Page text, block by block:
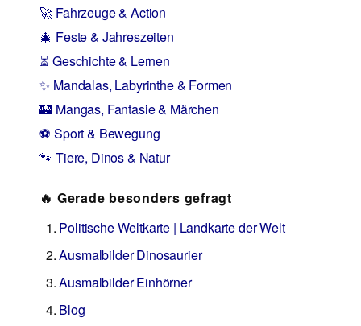
🚀 Fahrzeuge & Action
🎄 Feste & Jahreszeiten
⏳ Geschichte & Lernen
✨ Mandalas, Labyrinthe & Formen
🏰 Mangas, Fantasie & Märchen
⚽ Sport & Bewegung
🐾 Tiere, Dinos & Natur
🔥 Gerade besonders gefragt
Politische Weltkarte | Landkarte der Welt
Ausmalbilder Dinosaurier
Ausmalbilder Einhörner
Blog